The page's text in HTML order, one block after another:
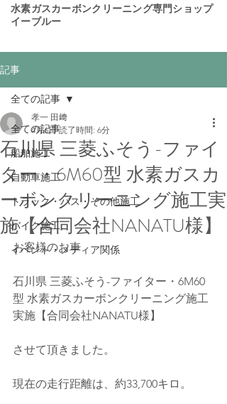
​水素ガスカーボンクリーニング専門ショップ
イーブルー
記事
全ての記事
船舶施工
自動車施工
トラック・バス・その他施工
バイク施工
イベント・メディア関係
全ての記事
石川県 三菱ふそう-ファイ
ター・6M60型 水素ガスカ
ーボンクリーニング施工実
施【合同会社NANATU様】
孝一 田﨑
4月6日 読了時間: 6分
お客様のお車
石川県 三菱ふそう-ファイター・6M60
型 水素ガスカーボンクリーニング施工
実施【合同会社NANATU様】
させて頂きました。
現在の走行距離は、約33,700キロ。